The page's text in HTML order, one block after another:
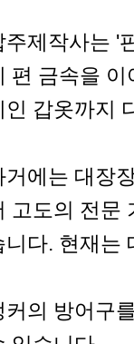
주제작사는 '
편 금속을
인 갑옷까지
거에는 대장
고도의 전문
니다. 현재는
커의 방어구